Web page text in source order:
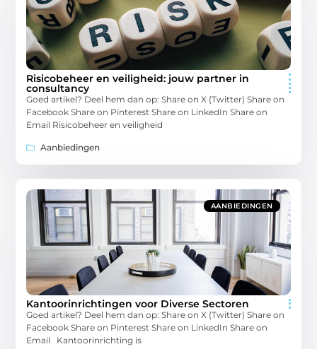
Risicobeheer en veiligheid: jouw partner in
consultancy
Goed artikel? Deel hem dan op: Share on X (Twitter) Share on
Facebook Share on Pinterest Share on LinkedIn Share on
Email Risicobeheer en veiligheid
Aanbiedingen
AANBIEDINGEN
Kantoorinrichtingen voor Diverse Sectoren
Goed artikel? Deel hem dan op: Share on X (Twitter) Share on
Facebook Share on Pinterest Share on LinkedIn Share on
Email Kantoorinrichting is